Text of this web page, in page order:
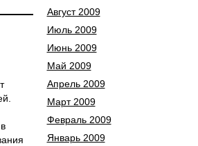
Август 2009
Июль 2009
Июнь 2009
Май 2009
Апрель 2009
Март 2009
Февраль 2009
Январь 2009